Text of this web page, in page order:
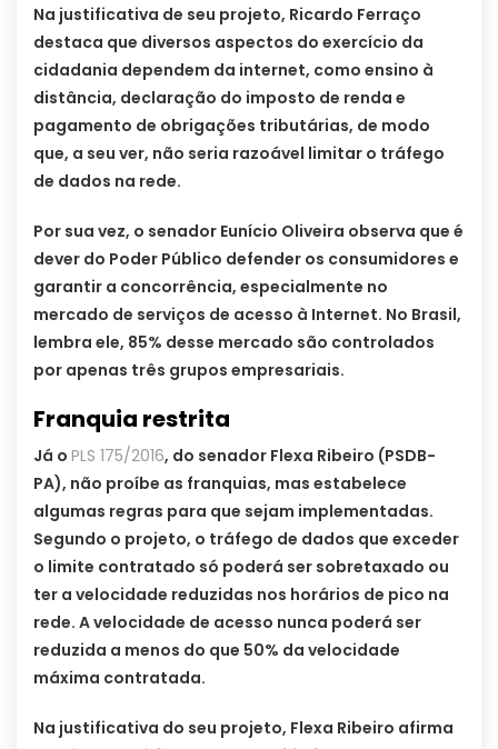
Na justificativa de seu projeto, Ricardo Ferraço
destaca que diversos aspectos do exercício da
cidadania dependem da internet, como ensino à
distância, declaração do imposto de renda e
pagamento de obrigações tributárias, de modo
que, a seu ver, não seria razoável limitar o tráfego
de dados na rede.
Por sua vez, o senador Eunício Oliveira observa que é
dever do Poder Público defender os consumidores e
garantir a concorrência, especialmente no
mercado de serviços de acesso à Internet. No Brasil,
lembra ele, 85% desse mercado são controlados
por apenas três grupos empresariais.
Franquia restrita
Já o PLS 175/2016, do senador Flexa Ribeiro (PSDB-
PA), não proíbe as franquias, mas estabelece
algumas regras para que sejam implementadas.
Segundo o projeto, o tráfego de dados que exceder
o limite contratado só poderá ser sobretaxado ou
ter a velocidade reduzidas nos horários de pico na
rede. A velocidade de acesso nunca poderá ser
reduzida a menos do que 50% da velocidade
máxima contratada.
Na justificativa do seu projeto, Flexa Ribeiro afirma